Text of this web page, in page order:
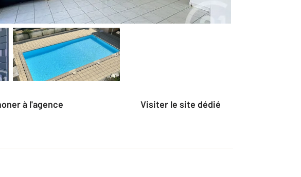
à l'agence Visiter le site dédié